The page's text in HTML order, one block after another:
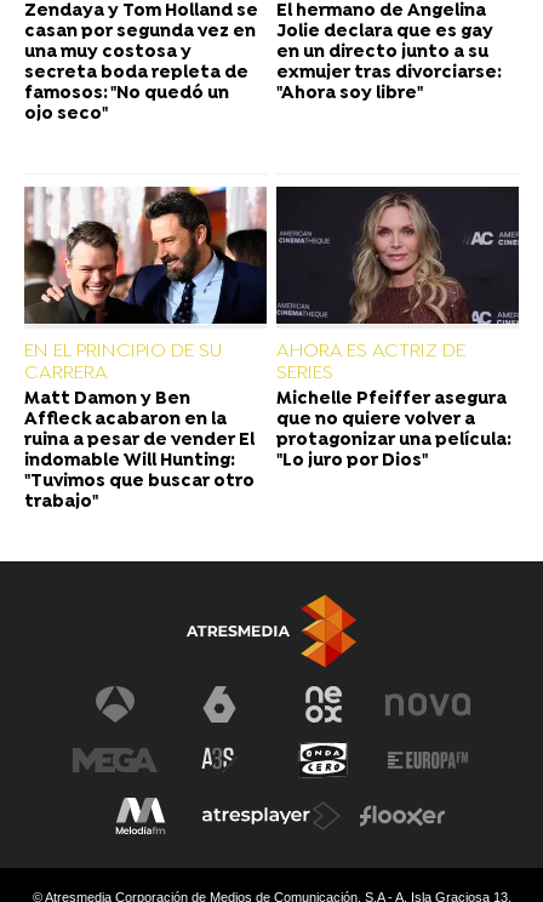
Zendaya y Tom Holland se
casan por segunda vez en
una muy costosa y
secreta boda repleta de
famosos: "No quedó un
ojo seco"
El hermano de Angelina
Jolie declara que es gay
en un directo junto a su
exmujer tras divorciarse:
"Ahora soy libre"
EN EL PRINCIPIO DE SU
CARRERA
Matt Damon y Ben
Affleck acabaron en la
ruina a pesar de vender El
indomable Will Hunting:
"Tuvimos que buscar otro
trabajo"
AHORA ES ACTRIZ DE
SERIES
Michelle Pfeiffer asegura
que no quiere volver a
protagonizar una película:
"Lo juro por Dios"
© Atresmedia Corporación de Medios de Comunicación, S.A - A. Isla Graciosa 13,